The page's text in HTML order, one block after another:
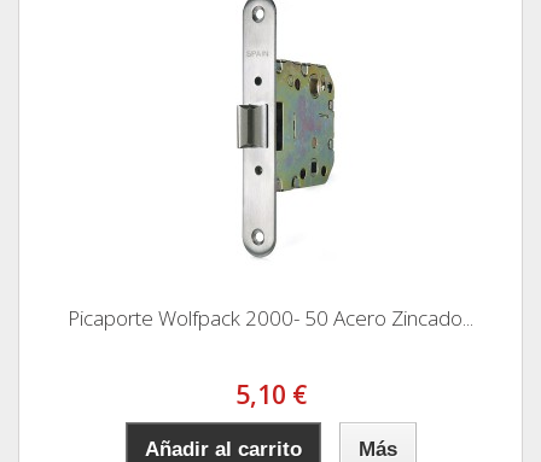
Picaporte Wolfpack 2000- 50 Acero Zincado...
5,10 €
Añadir al carrito Más